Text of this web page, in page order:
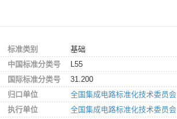
标准类别
基础
中国标准分类号
L55
国际标准分类号
31.200
归口单位
全国集成电路标准化技术委员会
执行单位
全国集成电路标准化技术委员会